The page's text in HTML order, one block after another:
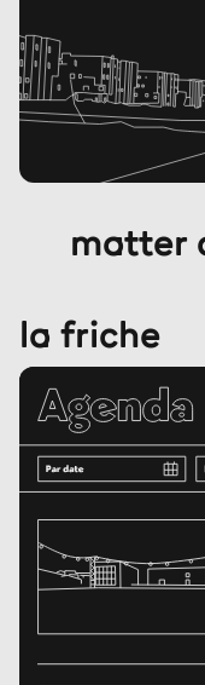
matter
la friche